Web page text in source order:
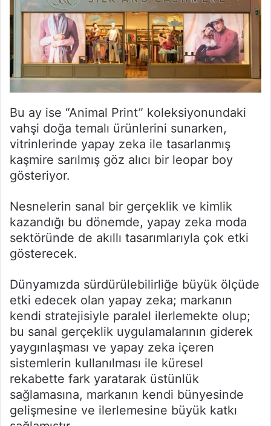
Bu ay ise “Animal Print” koleksiyonundaki
vahşi doğa temalı ürünlerini sunarken,
vitrinlerinde yapay zeka ile tasarlanmış
kaşmire sarılmış göz alıcı bir leopar boy
gösteriyor.
Nesnelerin sanal bir gerçeklik ve kimlik
kazandığı bu dönemde, yapay zeka moda
sektöründe de akıllı tasarımlarıyla çok etki
gösterecek.
Dünyamızda sürdürülebilirliğe büyük ölçüde
etki edecek olan yapay zeka; markanın
kendi stratejisiyle paralel ilerlemekte olup;
bu sanal gerçeklik uygulamalarının giderek
yaygınlaşması ve yapay zeka içeren
sistemlerin kullanılması ile küresel
rekabette fark yaratarak üstünlük
sağlamasına, markanın kendi bünyesinde
gelişmesine ve ilerlemesine büyük katkı